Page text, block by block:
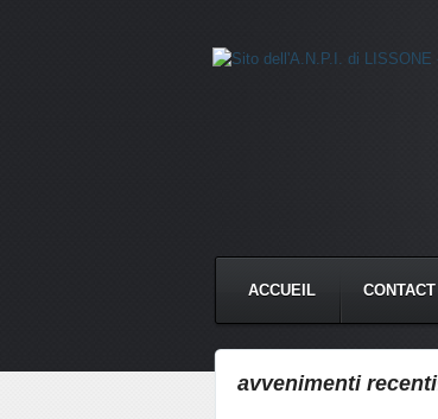
ACCUEIL CONTACT
avvenimenti recenti